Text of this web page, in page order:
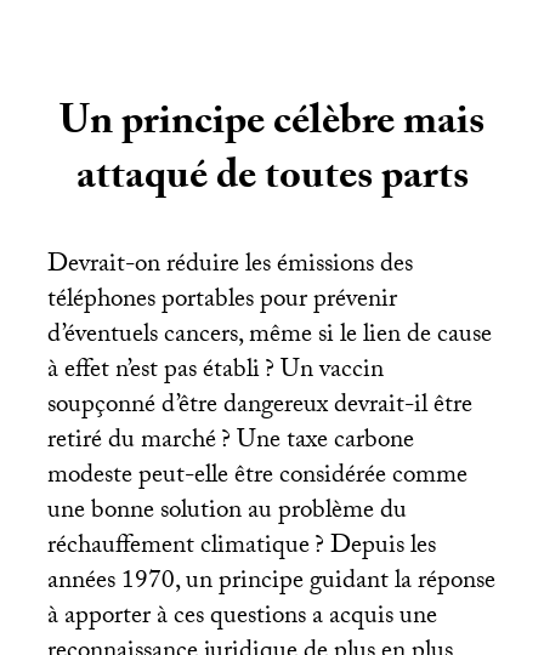
Un principe célèbre mais
attaqué de toutes parts
Devrait-on réduire les émissions des
téléphones portables pour prévenir
d’éventuels cancers, même si le lien de cause
à effet n’est pas établi? Un vaccin
soupçonné d’être dangereux devrait-il être
retiré du marché? Une taxe carbone
modeste peut-elle être considérée comme
une bonne solution au problème du
réchauffement climatique? Depuis les
années 1970, un principe guidant la réponse
à apporter à ces questions a acquis une